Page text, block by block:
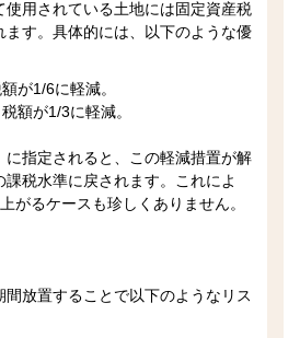
使用されている土地には固定資産税
ます。具体的には、以下のような優
額が1/6に軽減。
税額が1/3に軽減。
に指定されると、この軽減措置が解
税水準に戻されます。これによ
がるケースも珍しくありません。
間放置することで以下のようなリス